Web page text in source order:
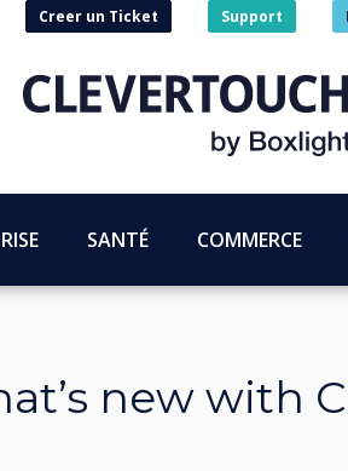
Creer un Ticket Support
SANTÉ COMMERCE
new with